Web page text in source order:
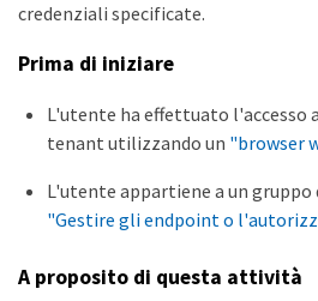
credenziali specificate.
Prima di iniziare
L'utente ha effettuato l'accesso
tenant utilizzando un "browser
L'utente appartiene a un gruppo
"Gestire gli endpoint o
A proposito di questa attività